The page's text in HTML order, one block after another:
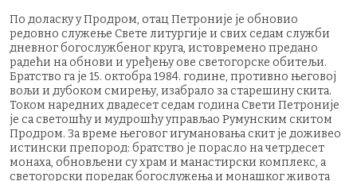
По доласку у Продром, отац Петроније је обновио
редовно служење Свете литургије и свих седам служби
дневног богослужбеног круга, истовремено предано
радећи на обнови и уређењу ове светогорске обитељи.
Братство га је 15. октобра 1984. године, противно његовој
вољи и дубоком смирењу, изабрало за старешину скита.
Током наредних двадесет седам година Свети Петроније
је са светошћу и мудрошћу управљао Румунским скитом
Продром. За време његовог игумановања скит је доживео
истински препород: братство је порасло на четрдесет
монаха, обновљени су храм и манастирски комплекс, а
светогорски поредак богослужења и монашког живота